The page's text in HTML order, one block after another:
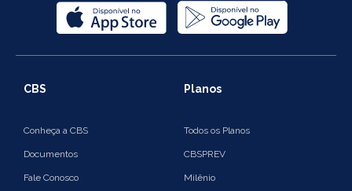
CBS
Conheça a CBS
Documentos
Fale Conosco
Planos
Todos os Planos
CBSPREV
Milênio